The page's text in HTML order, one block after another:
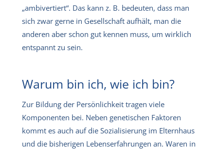
„ambivertiert“. Das kann z. B. bedeuten, dass man
sich zwar gerne in Gesellschaft aufhält, man die
anderen aber schon gut kennen muss, um wirklich
entspannt zu sein.
Warum bin ich, wie ich bin?
Zur Bildung der Persönlichkeit tragen viele
Komponenten bei. Neben genetischen Faktoren
kommt es auch auf die Sozialisierung im Elternhaus
und die bisherigen Lebenserfahrungen an. Waren in